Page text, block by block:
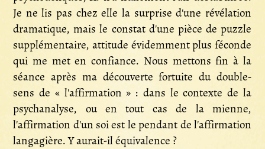
Je ne lis pas chez elle la surprise d'une révélation
dramatique, mais le constat d'une pièce de puzzle
supplémentaire, attitude évidemment plus féconde
qui me met en confiance. Nous mettons fin à la
séance après ma découverte fortuite du double-
sens de « l'affirmation » : dans le contexte de la
psychanalyse, ou en tout cas de la mienne,
l'affirmation d'un soi est le pendant de l'affirmation
langagière. Y aurait-il équivalence ?